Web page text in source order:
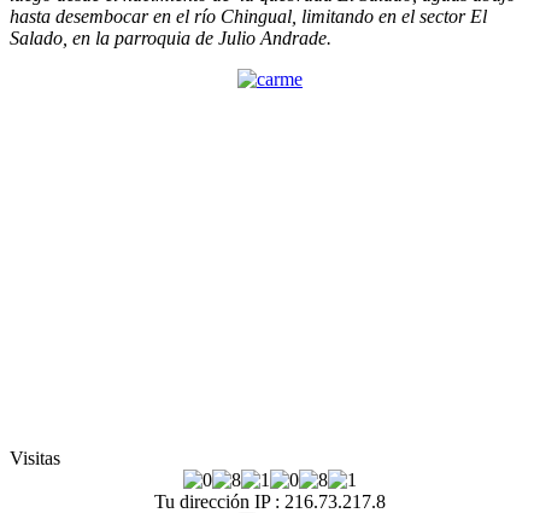
hasta desembocar en el río Chingual, limitando en el sector El
Salado, en la parroquia de Julio Andrade.
Visitas
Tu dirección IP : 216.73.217.8